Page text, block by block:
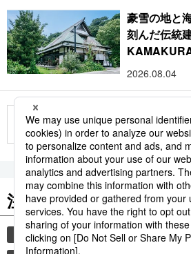
豪雪の地と
刻んだ伝統
2026.08.04
もっと見る
注目のキーワード
共同通信ニュース 災害 気